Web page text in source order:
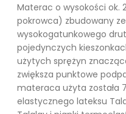
Materac o wysokości ok.
pokrowca) zbudowany
wysokogatunkowego
pojedynczych
użytych sprężyn
zwiększa punktowe
materaca użyta została
elastycznego lateksu